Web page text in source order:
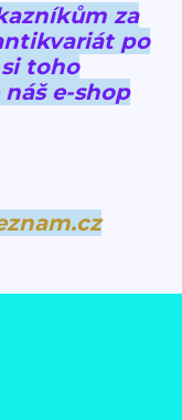
za
po
toho
e-shop